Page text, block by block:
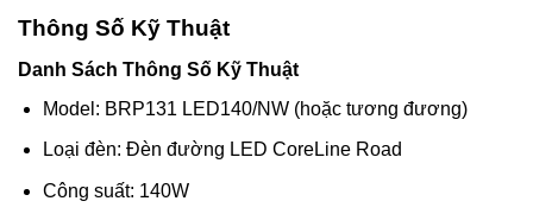
Thông Số Kỹ Thuật
Danh Sách Thông Số Kỹ Thuật
Model: BRP131 LED140/NW (hoặc tương đương)
Loại đèn: Đèn đường LED CoreLine Road
Công suất: 140W